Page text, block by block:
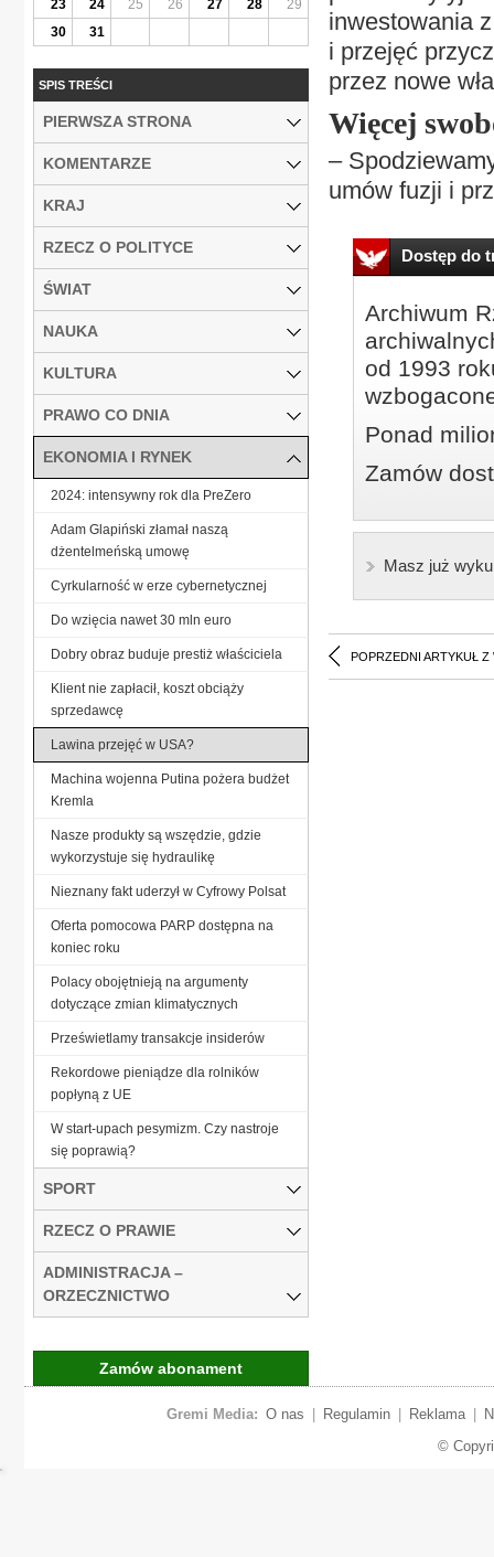
inwestowania
i przejęć
przez nowe
Więcej
–
umów fuzji i
Dostęp do
Archiwum
od 1993
Ponad
Zamów
Masz już
POPRZEDNI ARTYKUŁ Z
23
24 25 26 27 28
29
30
31
SPIS TREŚCI
PIERWSZA STRONA
KOMENTARZE
KRAJ
RZECZ O POLITYCE
ŚWIAT
NAUKA
KULTURA
PRAWO CO DNIA
EKONOMIA I RYNEK
2024: intensywny rok dla PreZero
Adam Glapiński złamał naszą
dżentelmeńską umowę
Cyrkularność w erze cybernetycznej
Do wzięcia nawet 30 mln euro
Dobry obraz buduje prestiż właściciela
Klient nie zapłacił, koszt obciąży
sprzedawcę
Lawina przejęć w USA?
Machina wojenna Putina pożera budżet
Kremla
Nasze produkty są wszędzie, gdzie
wykorzystuje się hydraulikę
Nieznany fakt uderzył w Cyfrowy Polsat
Oferta pomocowa PARP dostępna na
koniec roku
Polacy obojętnieją na argumenty
dotyczące zmian klimatycznych
Prześwietlamy transakcje insiderów
Rekordowe pieniądze dla rolników
popłyną z UE
W start-upach pesymizm. Czy nastroje
się poprawią?
SPORT
RZECZ O PRAWIE
ADMINISTRACJA –
ORZECZNICTWO
Zamów abonament
Gremi Media: O nas Regulamin Reklama
©